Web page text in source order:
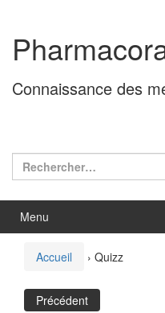
contenu
menu
principal
Connaissance des
Rechercher :
Menu
Accueil › Quizz
Précédent